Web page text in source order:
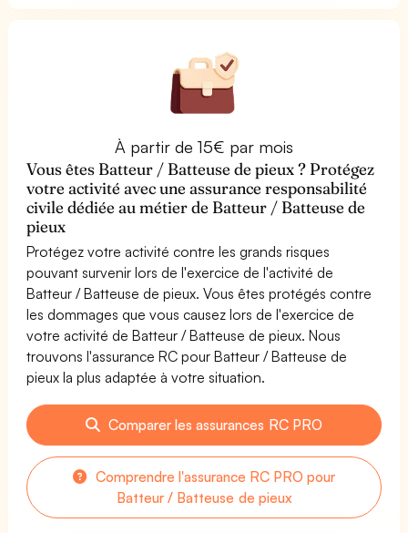
À partir de 15€ par mois
Vous êtes Batteur / Batteuse de pieux ? Protégez
votre activité avec une assurance responsabilité
civile dédiée au métier de Batteur / Batteuse de
pieux
Protégez votre activité contre les grands risques
pouvant survenir lors de l'exercice de l'activité de
Batteur / Batteuse de pieux. Vous êtes protégés contre
les dommages que vous causez lors de l'exercice de
votre activité de Batteur / Batteuse de pieux. Nous
trouvons l'assurance RC pour Batteur / Batteuse de
pieux la plus adaptée à votre situation.
Comparer les assurances RC PRO
Comprendre l'assurance RC PRO pour
Batteur / Batteuse de pieux